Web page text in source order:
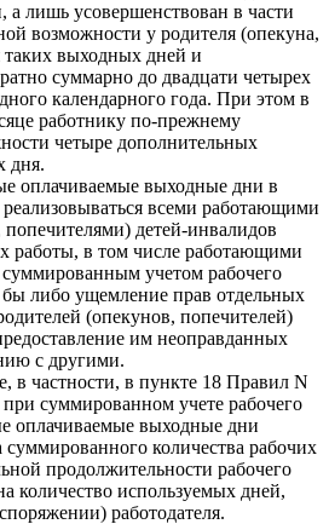
а лишь усовершенствован в части
возможности у родителя (опекуна,
таких выходных дней и
суммарно до двадцати четырех
календарного года. При этом в
работнику по-прежнему
четыре дополнительных
дня.
оплачиваемые выходные дни в
всеми работающими
детей-инвалидов
работы, в том числе работающими
учетом рабочего
либо ущемление прав отдельных
(опекунов, попечителей)
им неоправданных
с другими.
в частности, в пункте 18 Правил N
суммированном учете рабочего
оплачиваемые выходные дни
суммированного количества рабочих
продолжительности рабочего
количество используемых дней,
работодателя.